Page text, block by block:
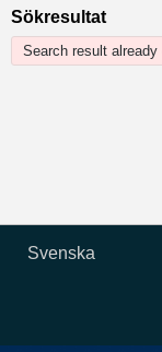
Sökresultat
Search result
Svenska